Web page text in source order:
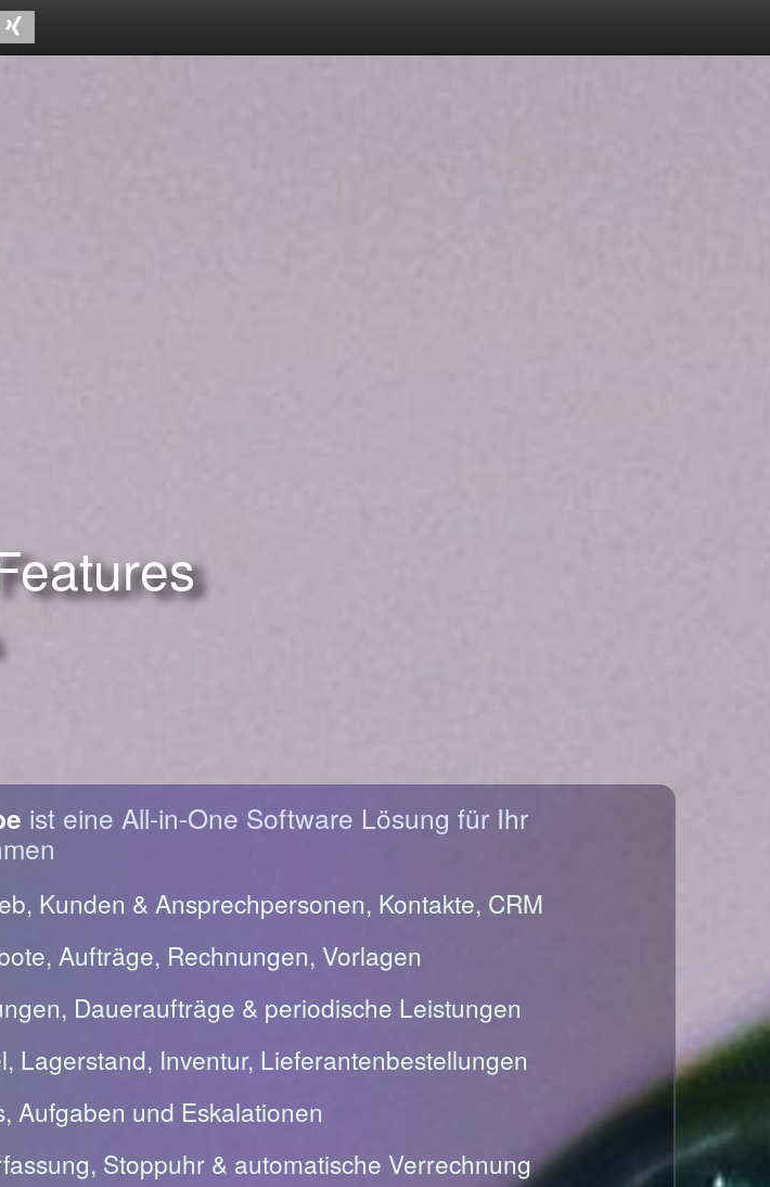
ist eine All-in-One Software Lösung für Ihr
Kunden & Ansprechpersonen, Kontakte, CRM
Aufträge, Rechnungen, Vorlagen
Daueraufträge & periodische Leistungen
Lagerstand, Inventur, Lieferantenbestellungen
Aufgaben und Eskalationen
Stoppuhr & automatische Verrechnung